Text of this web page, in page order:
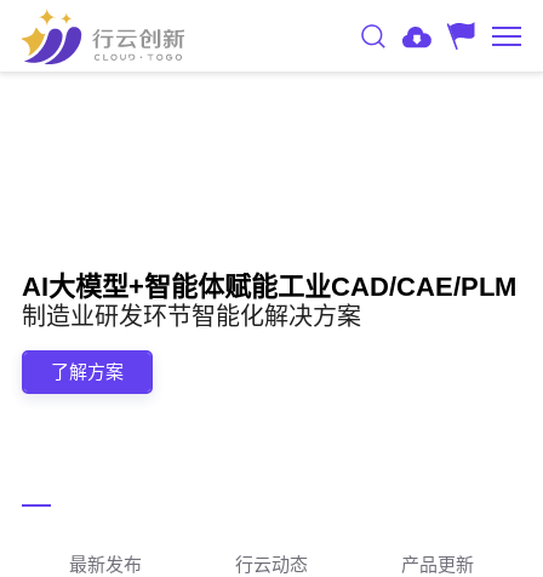
AI大模型+智能体赋能工业CAD/CAE/PLM
制造业研发环节智能化解决方案
了解方案
最新发布 行云动态
产品更新